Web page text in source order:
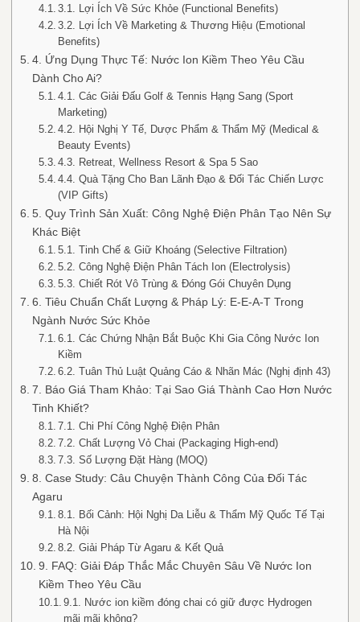
3.1. Lợi Ích Về Sức Khỏe (Functional Benefits)
3.2. Lợi Ích Về Marketing & Thương Hiệu (Emotional
Benefits)
4. Ứng Dụng Thực Tế: Nước Ion Kiềm Theo Yêu Cầu
Dành Cho Ai?
4.1. Các Giải Đấu Golf & Tennis Hạng Sang (Sport
Marketing)
4.2. Hội Nghị Y Tế, Dược Phẩm & Thẩm Mỹ (Medical &
Beauty Events)
4.3. Retreat, Wellness Resort & Spa 5 Sao
4.4. Quà Tặng Cho Ban Lãnh Đạo & Đối Tác Chiến Lược
(VIP Gifts)
5. Quy Trình Sản Xuất: Công Nghệ Điện Phân Tạo Nên Sự
Khác Biệt
5.1. Tinh Chế & Giữ Khoáng (Selective Filtration)
5.2. Công Nghệ Điện Phân Tách Ion (Electrolysis)
5.3. Chiết Rót Vô Trùng & Đóng Gói Chuyên Dụng
6. Tiêu Chuẩn Chất Lượng & Pháp Lý: E-E-A-T Trong
Ngành Nước Sức Khỏe
6.1. Các Chứng Nhận Bắt Buộc Khi Gia Công Nước Ion
Kiềm
6.2. Tuân Thủ Luật Quảng Cáo & Nhãn Mác (Nghị định 43)
7. Báo Giá Tham Khảo: Tại Sao Giá Thành Cao Hơn Nước
Tinh Khiết?
7.1. Chi Phí Công Nghệ Điện Phân
7.2. Chất Lượng Vỏ Chai (Packaging High-end)
7.3. Số Lượng Đặt Hàng (MOQ)
8. Case Study: Câu Chuyện Thành Công Của Đối Tác
Agaru
8.1. Bối Cảnh: Hội Nghị Da Liễu & Thẩm Mỹ Quốc Tế Tại
Hà Nội
8.2. Giải Pháp Từ Agaru & Kết Quả
9. FAQ: Giải Đáp Thắc Mắc Chuyên Sâu Về Nước Ion
Kiềm Theo Yêu Cầu
9.1. Nước ion kiềm đóng chai có giữ được Hydrogen
mãi mãi không?